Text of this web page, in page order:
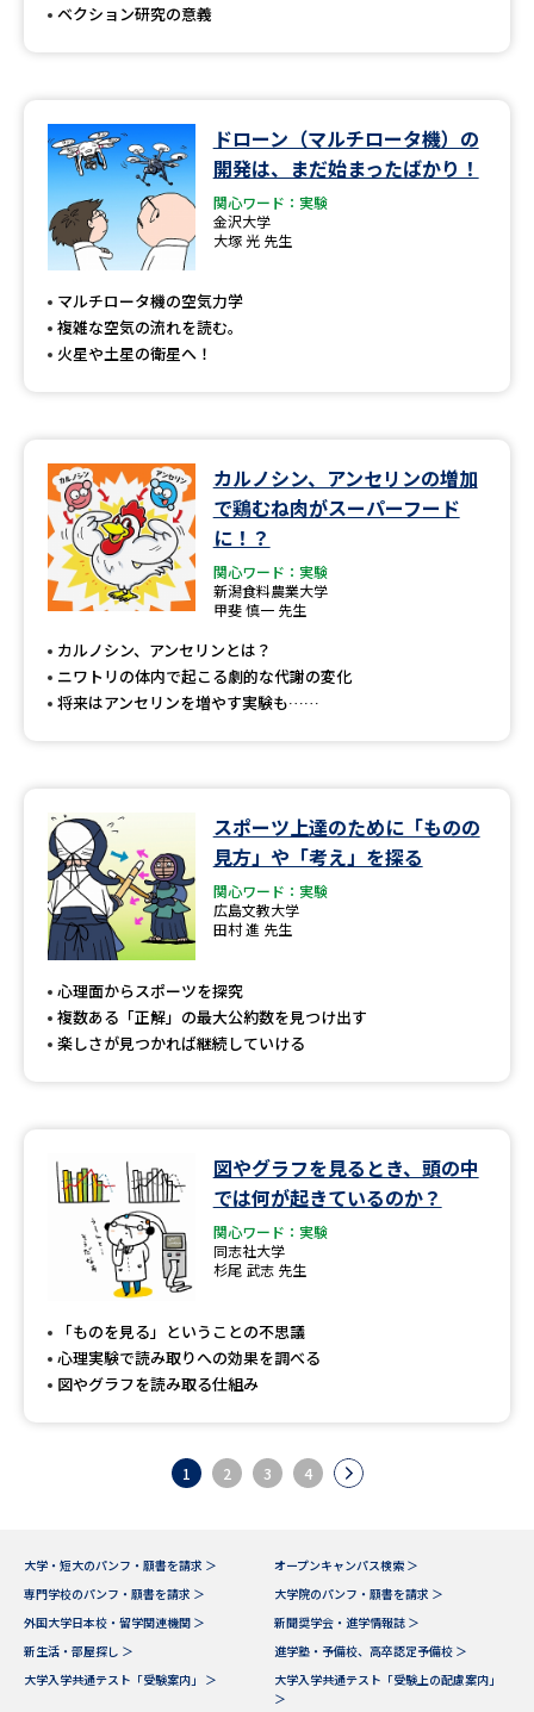
ベクション研究の意義
ドローン（マルチロータ機）の
開発は、まだ始まったばかり！
関心ワード：実験
金沢大学
大塚 光 先生
マルチロータ機の空気力学
複雑な空気の流れを読む。
火星や土星の衛星へ！
カルノシン、アンセリンの増加
で鶏むね肉がスーパーフード
に！？
関心ワード：実験
新潟食料農業大学
甲斐 慎一 先生
カルノシン、アンセリンとは？
ニワトリの体内で起こる劇的な代謝の変化
将来はアンセリンを増やす実験も……
スポーツ上達のために「ものの
見方」や「考え」を探る
関心ワード：実験
広島文教大学
田村 進 先生
心理面からスポーツを探究
複数ある「正解」の最大公約数を見つけ出す
楽しさが見つかれば継続していける
図やグラフを見るとき、頭の中
では何が起きているのか？
関心ワード：実験
同志社大学
杉尾 武志 先生
「ものを見る」ということの不思議
心理実験で読み取りへの効果を調べる
図やグラフを読み取る仕組み
1 2 3 4
大学・短大のパンフ・願書を請求 ＞
オープンキャンパス検索 ＞
専門学校のパンフ・願書を請求 ＞
大学院のパンフ・願書を請求 ＞
外国大学日本校・留学関連機関 ＞
新聞奨学会・進学情報誌 ＞
新生活・部屋探し ＞
進学塾・予備校、高卒認定予備校 ＞
大学入学共通テスト「受験案内」 ＞
大学入学共通テスト「受験上の配慮案内」
＞